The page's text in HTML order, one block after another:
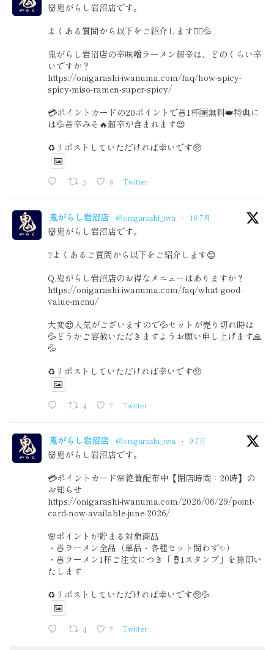
👹鬼がらし岩沼店です。
よくある質問から以下をご紹介します🙇‍♂️💦
鬼がらし岩沼店の辛味噌ラーメン超辛は、どのくらい辛
いですか？
https://onigarashi-iwanuma.com/faq/how-spicy-
spicy-miso-ramen-super-spicy/
💳ポイントカードの20ポイントで🍜1杯🆓無料👑特典に
は💦🍜辛みそ🔥超辛が含まれます😍
♻️リポストしていただければ幸いです🥺
3 9 Twitter
鬼がらし岩沼店 @onigarashi_iwa · 16 7月
👹鬼がらし岩沼店です。
❔よくあるご質問から以下をご紹介します😊
Q.鬼がらし岩沼店のお得なメニューはありますか？
https://onigarashi-iwanuma.com/faq/what-good-
value-menu/
大変😍人気がございますので💦セットが売り切れ時は
💦どうかご容赦いただきますようお願い申し上げます🙏
💦
♻️リポストしていただければ幸いです🥺
4 7 Twitter
鬼がらし岩沼店 @onigarashi_iwa · 9 7月
👹鬼がらし岩沼店です。
💳ポイントカード🌸絶賛配布中【閉店時間：20時】の
お知らせ
https://onigarashi-iwanuma.com/2026/06/29/point-
card-now-available-june-2026/
🌸ポイントが貯まる対象商品
・🍜ラーメン全品（単品・各種セット問わず✨）
・🍜ラーメン1杯ご注文につき「🪘1スタンプ」を捺印い
たします
♻️リポストしていただければ幸いです🥺💦
4 7 Twitter